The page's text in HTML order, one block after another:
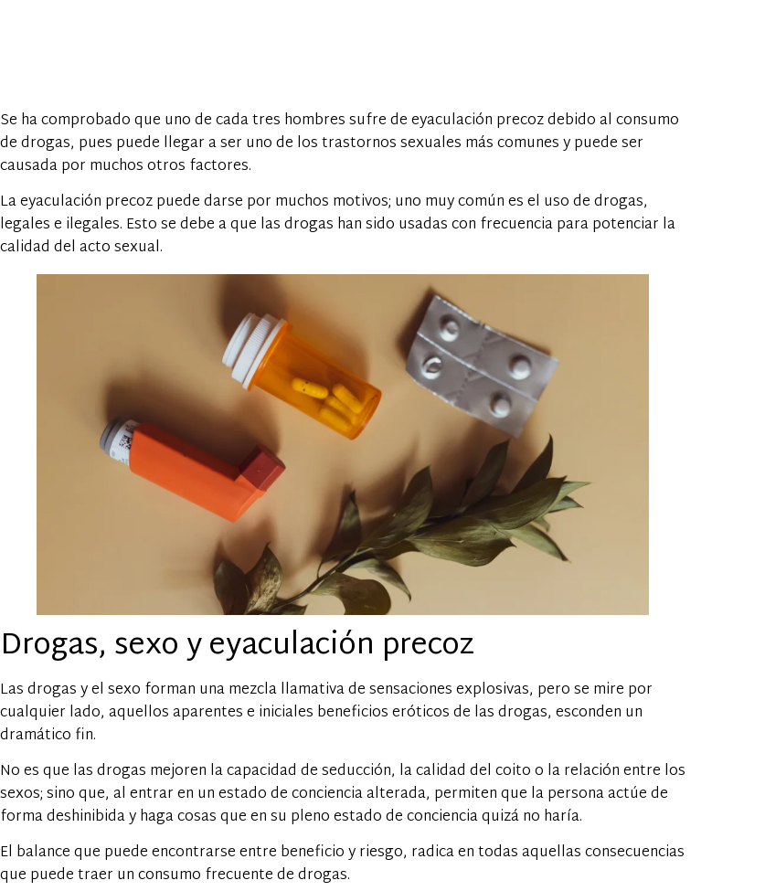
Se ha comprobado que uno de cada tres hombres sufre de eyaculación precoz debido al consumo
de drogas, pues puede llegar a ser uno de los trastornos sexuales más comunes y puede ser
causada por muchos otros factores.
La eyaculación precoz puede darse por muchos motivos; uno muy común es el uso de drogas,
legales e ilegales. Esto se debe a que las drogas han sido usadas con frecuencia para potenciar la
calidad del acto sexual.
Drogas, sexo y eyaculación precoz
Las drogas y el sexo forman una mezcla llamativa de sensaciones explosivas, pero se mire por
cualquier lado, aquellos aparentes e iniciales beneficios eróticos de las drogas, esconden un
dramático fin.
No es que las drogas mejoren la capacidad de seducción, la calidad del coito o la relación entre los
sexos; sino que, al entrar en un estado de conciencia alterada, permiten que la persona actúe de
forma deshinibida y haga cosas que en su pleno estado de conciencia quizá no haría.
El balance que puede encontrarse entre beneficio y riesgo, radica en todas aquellas consecuencias
que puede traer un consumo frecuente de drogas.